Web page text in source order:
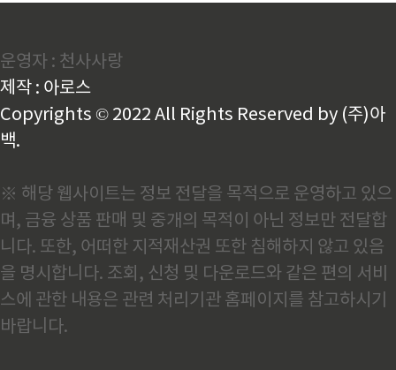
운영자 : 천사사랑
제작 : 아로스
Copyrights © 2022 All Rights Reserved by (주)아
백.
※ 해당 웹사이트는 정보 전달을 목적으로 운영하고 있으
며, 금융 상품 판매 및 중개의 목적이 아닌 정보만 전달합
니다. 또한, 어떠한 지적재산권 또한 침해하지 않고 있음
을 명시합니다. 조회, 신청 및 다운로드와 같은 편의 서비
스에 관한 내용은 관련 처리기관 홈페이지를 참고하시기
바랍니다.